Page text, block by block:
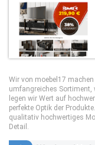
Wir von moebel17
umfangreiches Sortiment,
legen wir Wert auf
perfekte Optik der
qualitativ hochwertiges
Detail.